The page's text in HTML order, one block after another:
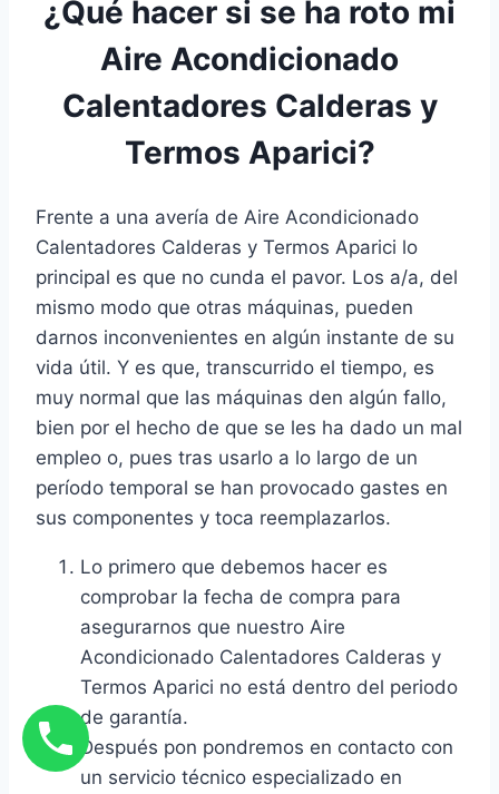
¿Qué hacer si se ha roto mi
Aire Acondicionado
Calentadores Calderas y
Termos Aparici?
Frente a una avería de Aire Acondicionado
Calentadores Calderas y Termos Aparici lo
principal es que no cunda el pavor. Los a/a, del
mismo modo que otras máquinas, pueden
darnos inconvenientes en algún instante de su
vida útil. Y es que, transcurrido el tiempo, es
muy normal que las máquinas den algún fallo,
bien por el hecho de que se les ha dado un mal
empleo o, pues tras usarlo a lo largo de un
período temporal se han provocado gastes en
sus componentes y toca reemplazarlos.
Lo primero que debemos hacer es
comprobar la fecha de compra para
asegurarnos que nuestro Aire
Acondicionado Calentadores Calderas y
Termos Aparici no está dentro del periodo
de garantía.
Después pon pondremos en contacto con
un servicio técnico especializado en